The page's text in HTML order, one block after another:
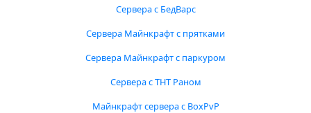
Сервера с БедВарс
Сервера Майнкрафт с прятками
Сервера Майнкрафт с паркуром
Сервера с ТНТ Раном
Майнкрафт сервера с BoxPvP